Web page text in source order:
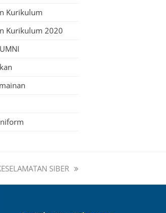
Kurikulum
Kurikulum 2020
SIBER